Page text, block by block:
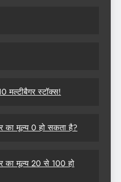
मल्टीबैगर स्टॉक्स!
का मूल्य 0 हो सकता है?
का मूल्य 20 से 100 हो